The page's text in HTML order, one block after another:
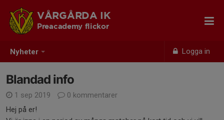
Nyheter Logga in
VÅRGÅRDA IK
Preacademy flickor
Blandad info
1 sep 2019
0 kommentarer
Hej på er!